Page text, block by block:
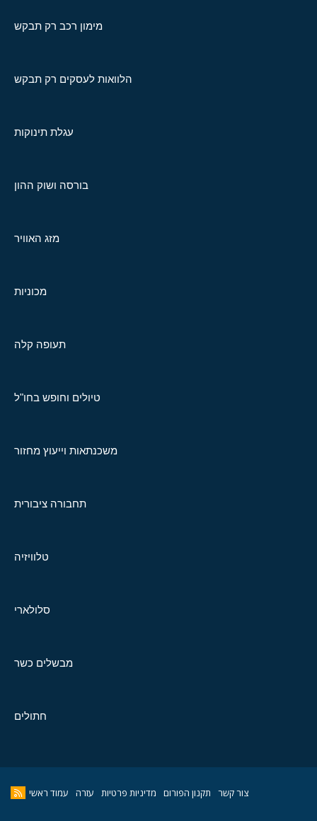
מימון רכב רק תבקש
הלוואות לעסקים רק תבקש
עגלת תינוקות
בורסה ושוק ההון
מזג האוויר
מכוניות
תעופה קלה
טיולים וחופש בחו"ל
משכנתאות וייעוץ מחזור
תחבורה ציבורית
טלוויזיה
סלולארי
מבשלים כשר
חתולים
צור קשר תקנון הפורום מדיניות פרטיות עזרה עמוד ראשי